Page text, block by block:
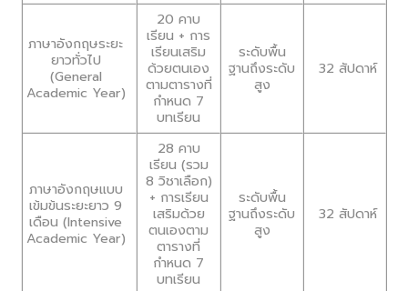
ภาษาอังกฤษระยะ
ยาวทั่วไป
(General
Academic Year)
20 คาบ
เรียน + การ
เรียนเสริม
ด้วยตนเอง
ตามตารางที่
กำหนด 7
บทเรียน
ระดับพื้น
ฐานถึงระดับ
สูง
32 สัปดาห์
ภาษาอังกฤษแบบ
เข้มข้นระยะยาว 9
เดือน (Intensive
Academic Year)
28 คาบ
เรียน (รวม
8 วิชาเลือก)
+ การเรียน
เสริมด้วย
ตนเองตาม
ตารางที่
กำหนด 7
บทเรียน
ระดับพื้น
ฐานถึงระดับ
สูง
32 สัปดาห์